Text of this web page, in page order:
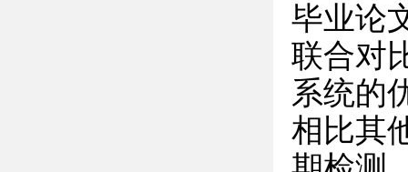
毕业论
联合对
系统的
相比其